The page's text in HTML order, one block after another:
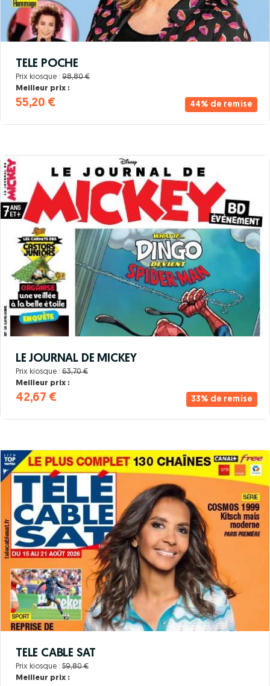
44% de remise
TELE POCHE
Prix kiosque : 98,80 €
Meilleur prix :
55,20 €
33% de remise
LE JOURNAL DE MICKEY
Prix kiosque : 63,70 €
Meilleur prix :
42,67 €
TELE CABLE SAT
Prix kiosque : 59,80 €
Meilleur prix :